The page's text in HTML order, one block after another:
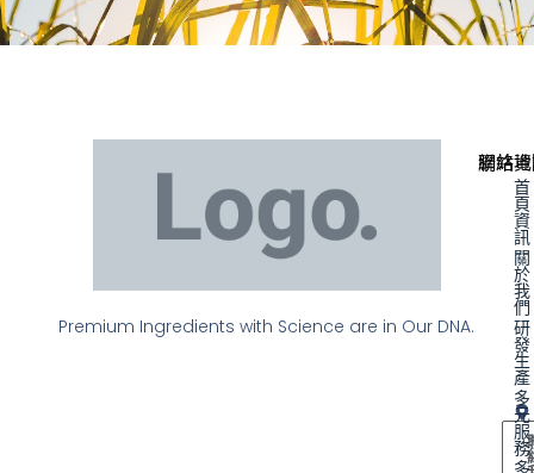
Premium Ingredients with Science are in Our DNA.
聯絡
網站
首
頁
資
訊
關
於
我
們
研
發
生
產
多
元
服
務
多